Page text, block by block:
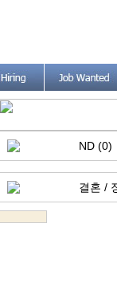
ND (0)
결혼 /